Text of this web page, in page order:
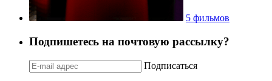
5 фильмов
Подпишетесь на почтовую рассылку?
Подписаться